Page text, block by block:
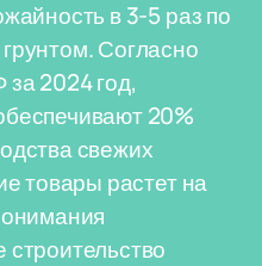
в 3-5 раз по
Согласно
2024 год,
20%
свежих
товары растет на